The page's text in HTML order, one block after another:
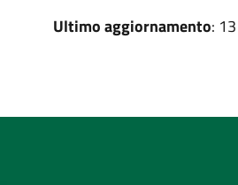
Ultimo aggiornamento: